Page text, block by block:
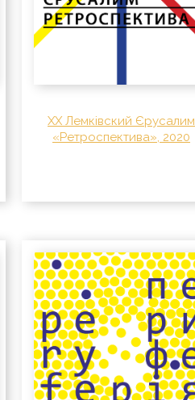
XX Лемківский Єрусалим
«Ретроспектива», 2020